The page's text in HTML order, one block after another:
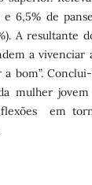
e 6,5% de
A resultante
a vivenciar
bom”.
mulher
em